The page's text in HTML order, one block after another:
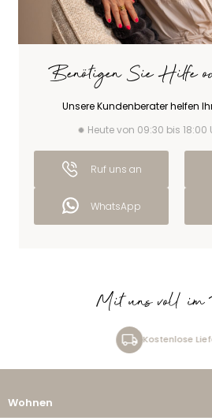
Benötigen Sie Hilfe
Unsere Kundenberater helfen
Heute von 09:30 bis 18:00
Ruf uns an
WhatsApp
Mit uns voll im
Kostenlose
Wohnen